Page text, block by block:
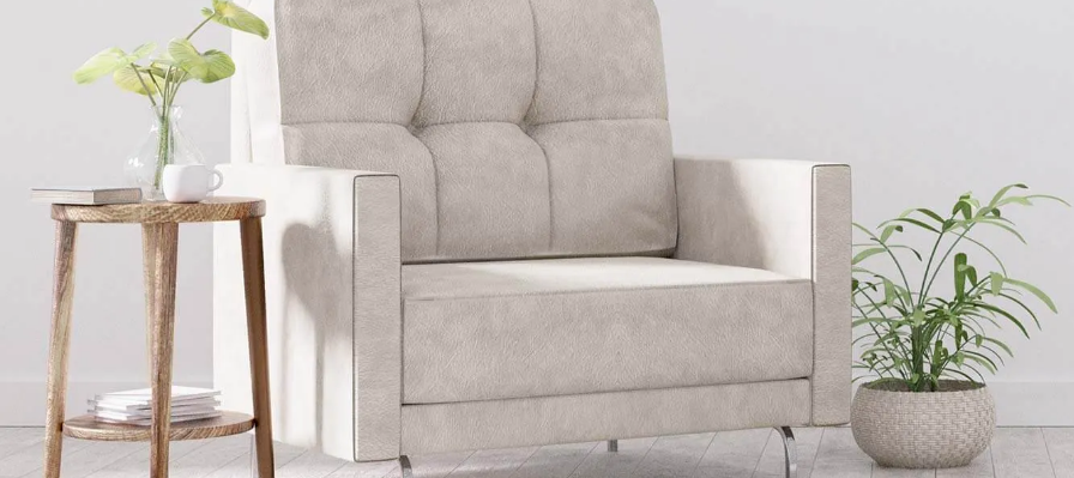
製品を申込む
Company Information